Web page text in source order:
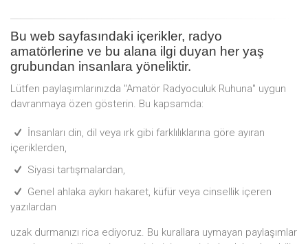
Bu web sayfasındaki içerikler, radyo
amatörlerine ve bu alana ilgi duyan her yaş
grubundan insanlara yöneliktir.
Lütfen paylaşımlarınızda "Amatör Radyoculuk Ruhuna" uygun
davranmaya özen gösterin. Bu kapsamda:
İnsanları din, dil veya ırk gibi farklılıklarına göre ayıran
içeriklerden,
Siyasi tartışmalardan,
Genel ahlaka aykırı hakaret, küfür veya cinsellik içeren
yazılardan
uzak durmanızı rica ediyoruz. Bu kurallara uymayan paylaşımlar